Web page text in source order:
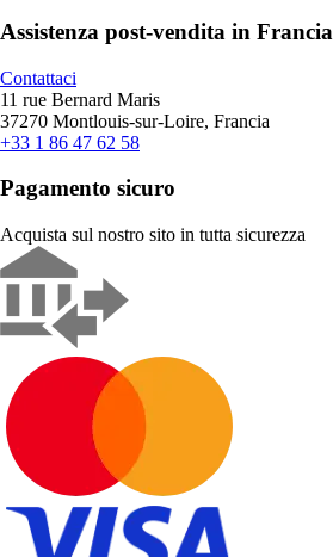
Assistenza post-vendita in Francia
Contattaci
11 rue Bernard Maris
37270 Montlouis-sur-Loire, Francia
+33 1 86 47 62 58
Pagamento sicuro
Acquista sul nostro sito in tutta sicurezza